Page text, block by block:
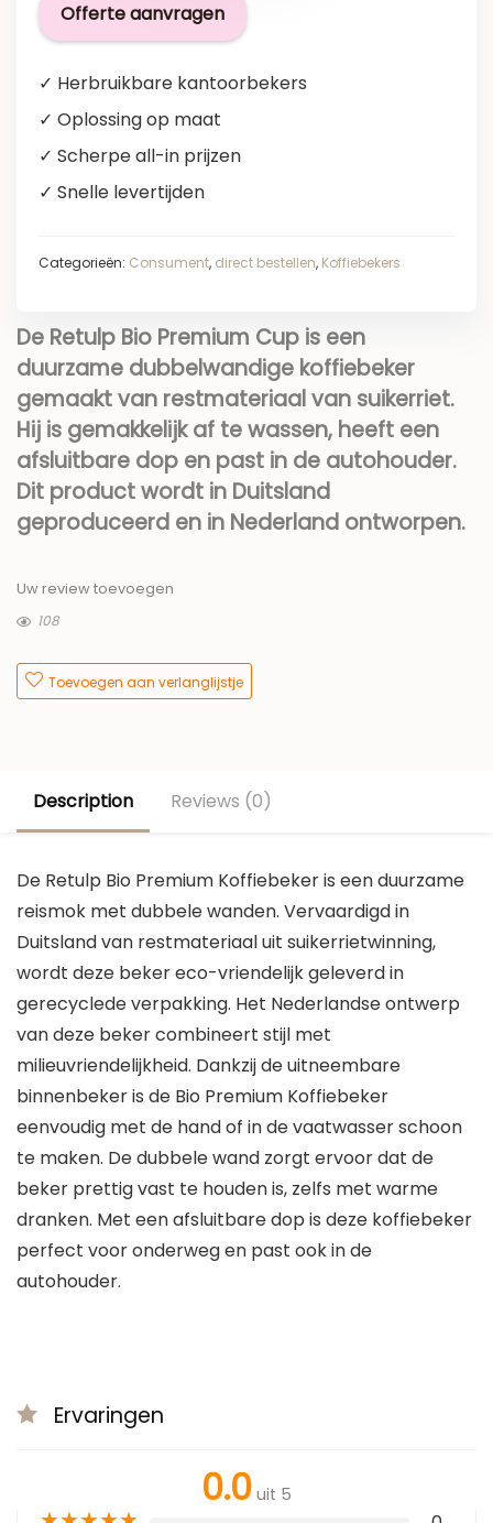
Offerte aanvragen
✓ Herbruikbare kantoorbekers
✓ Oplossing op maat
✓ Scherpe all-in prijzen
✓ Snelle levertijden
Categorieën: Consument, direct bestellen, Koffiebekers
De Retulp Bio Premium Cup is een
duurzame dubbelwandige koffiebeker
gemaakt van restmateriaal van suikerriet.
Hij is gemakkelijk af te wassen, heeft een
afsluitbare dop en past in de autohouder.
Dit product wordt in Duitsland
geproduceerd en in Nederland ontworpen.
Uw review toevoegen
108
Toevoegen aan verlanglijstje
Description Reviews (0)
De Retulp Bio Premium Koffiebeker is een duurzame
reismok met dubbele wanden. Vervaardigd in
Duitsland van restmateriaal uit suikerrietwinning,
wordt deze beker eco-vriendelijk geleverd in
gerecyclede verpakking. Het Nederlandse ontwerp
van deze beker combineert stijl met
milieuvriendelijkheid. Dankzij de uitneembare
binnenbeker is de Bio Premium Koffiebeker
eenvoudig met de hand of in de vaatwasser schoon
te maken. De dubbele wand zorgt ervoor dat de
beker prettig vast te houden is, zelfs met warme
dranken. Met een afsluitbare dop is deze koffiebeker
perfect voor onderweg en past ook in de
autohouder.
Ervaringen
0.0 uit 5